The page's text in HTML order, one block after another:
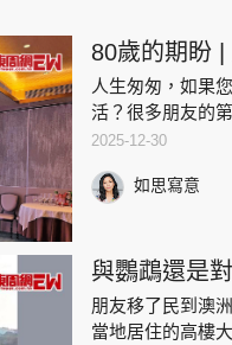
80歲的期盼 |
人生匆匆，如果
活？很多朋友的
以，否則那樣長
誰可以完全掌控？
2025-12-30
如思寫意
與鸚鵡還是
朋友移了民到澳
當地居住的高樓